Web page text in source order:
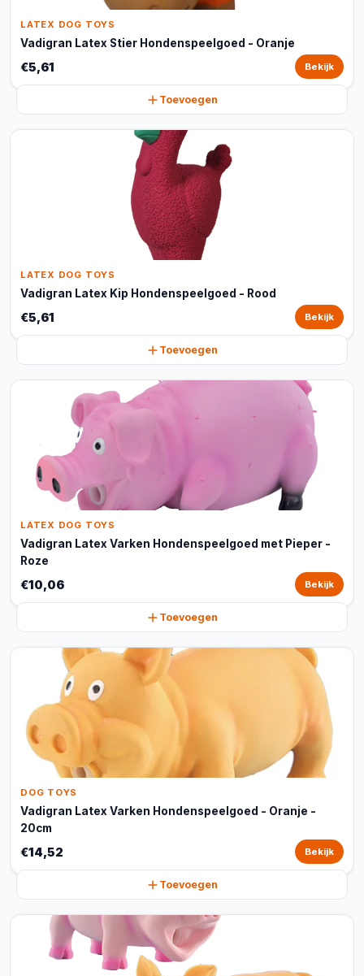
LATEX DOG TOYS
Vadigran Latex Stier Hondenspeelgoed - Oranje
€5,61 Bekijk
Toevoegen
LATEX DOG TOYS
Vadigran Latex Kip Hondenspeelgoed - Rood
€5,61 Bekijk
Toevoegen
LATEX DOG TOYS
Vadigran Latex Varken Hondenspeelgoed met Pieper -
Roze
€10,06 Bekijk
Toevoegen
DOG TOYS
Vadigran Latex Varken Hondenspeelgoed - Oranje -
20cm
€14,52 Bekijk
Toevoegen